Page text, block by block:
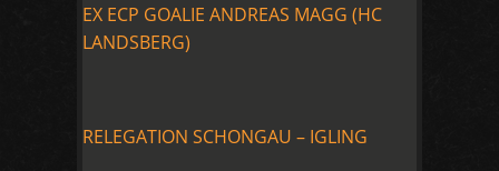
EX ECP GOALIE ANDREAS MAGG (HC
LANDSBERG)
RELEGATION SCHONGAU – IGLING